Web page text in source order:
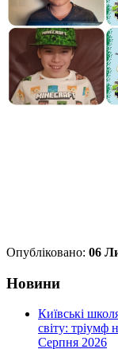
Опубліковано: 06
Новини
Київські
світу: тріумф
Серпня 2026